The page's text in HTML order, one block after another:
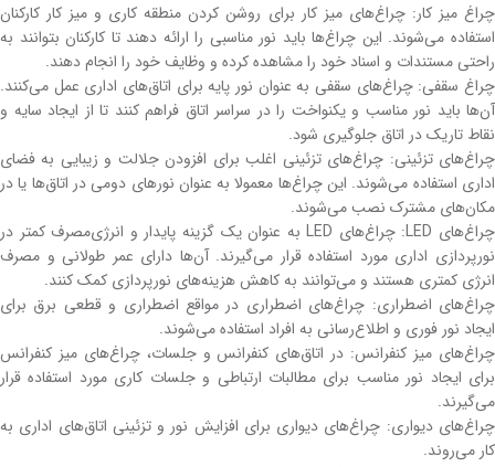
چراغ میز کار: چراغ‌های میز کار برای روشن کردن منطقه کاری و میز کار کارکنان
استفاده می‌شوند. این چراغ‌ها باید نور مناسبی را ارائه دهند تا کارکنان بتوانند به
راحتی مستندات و اسناد خود را مشاهده کرده و وظایف خود را انجام دهند.
چراغ سقفی: چراغ‌های سقفی به عنوان نور پایه برای اتاق‌های اداری عمل می‌کنند.
آن‌ها باید نور مناسب و یکنواخت را در سراسر اتاق فراهم کنند تا از ایجاد سایه و
نقاط تاریک در اتاق جلوگیری شود.
چراغ‌های تزئینی: چراغ‌های تزئینی اغلب برای افزودن جلالت و زیبایی به فضای
اداری استفاده می‌شوند. این چراغ‌ها معمولا به عنوان نورهای دومی در اتاق‌ها یا در
مکان‌های مشترک نصب می‌شوند.
چراغ‌های LED: چراغ‌های LED به عنوان یک گزینه پایدار و انرژی‌مصرف کمتر در
نورپردازی اداری مورد استفاده قرار می‌گیرند. آن‌ها دارای عمر طولانی و مصرف
انرژی کمتری هستند و می‌توانند به کاهش هزینه‌های نورپردازی کمک کنند.
چراغ‌های اضطراری: چراغ‌های اضطراری در مواقع اضطراری و قطعی برق برای
ایجاد نور فوری و اطلاع‌رسانی به افراد استفاده می‌شوند.
چراغ‌های میز کنفرانس: در اتاق‌های کنفرانس و جلسات، چراغ‌های میز کنفرانس
برای ایجاد نور مناسب برای مطالبات ارتباطی و جلسات کاری مورد استفاده قرار
می‌گیرند.
چراغ‌های دیواری: چراغ‌های دیواری برای افزایش نور و تزئینی اتاق‌های اداری به
کار می‌روند.